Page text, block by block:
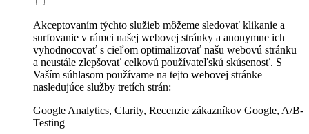
Akceptovaním týchto služieb môžeme sledovať klikanie a
surfovanie v rámci našej webovej stránky a anonymne ich
vyhodnocovať s cieľom optimalizovať našu webovú stránku
a neustále zlepšovať celkovú používateľskú skúsenosť. S
Vaším súhlasom používame na tejto webovej stránke
nasledujúce služby tretích strán:
Google Analytics, Clarity, Recenzie zákazníkov Google, A/B-
Testing